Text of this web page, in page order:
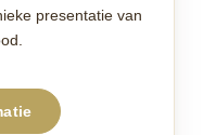
presentatie van